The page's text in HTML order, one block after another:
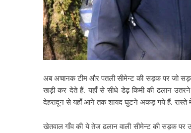
अब अचानक टीम और पतली सीमेन्ट की सड़क पर जो सड़क
खड़ी कर देते हैं.यहाँ से सीधे डेढ़ किमी की ढलान
देहरादून से यहाँ आने तक शायद घुटने अकड़ गये हैं. रास्ते में
खेतवाल गाँव की ये तेज ढलान वाली सीमेन्ट की सड़क पर